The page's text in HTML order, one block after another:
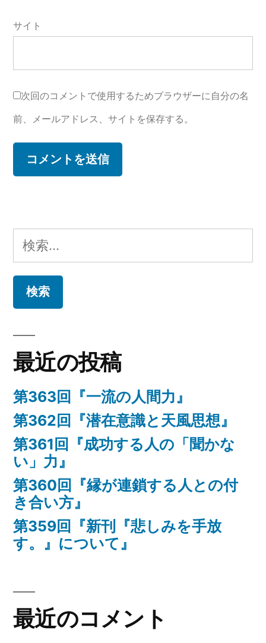
サイト
次回のコメントで使用するためブラウザーに自分の名
前、メールアドレス、サイトを保存する。
検
索:
最近の投稿
第363回『一流の人間力』
第362回『潜在意識と天風思想』
第361回『成功する人の「聞かな
い」力』
第360回『縁が連鎖する人との付
き合い方』
第359回『新刊『悲しみを手放
す。』について』
最近のコメント